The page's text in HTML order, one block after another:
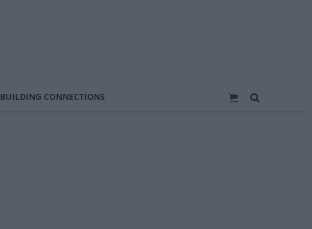
BUILDING CONNECTIONS